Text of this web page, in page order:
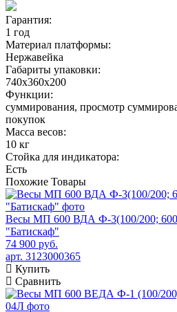
Гарантия:
1 год
Материал платформы:
Нержавейка
Габариты упаковки:
740х360х200
Функции:
суммирования, просмотр
покупок
Масса весов:
10 кг
Стойка для индикатора:
Есть
Похожие Товары
Весы МП 600 ВДА Ф-3(100/200;
"Батискаф"
74 900 руб.
арт. 3123000365
Купить
Сравнить